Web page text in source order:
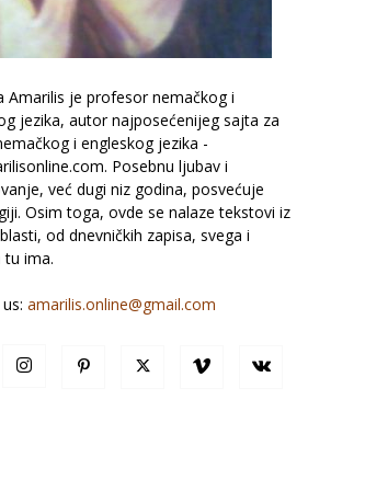
Amarilis je profesor nemačkog i
jezika, autor najposećenijeg sajta za
i engleskog jezika -
Posebnu ljubav i
već dugi niz godina, posvećuje
Osim toga, ovde se nalaze tekstovi iz
od dnevničkih zapisa, svega i
tu ima.
amarilis.online@gmail.com